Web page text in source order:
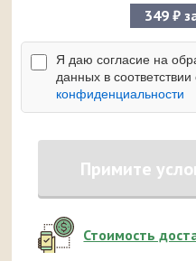
349 ₽
Я даю согласие на
данных в соответствии
конфиденциальности
Примите
Стоимость